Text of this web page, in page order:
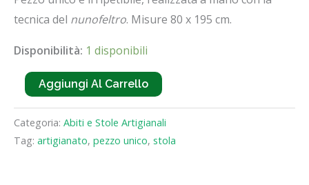
tecnica del nunofeltro. Misure 80 x 195 cm.
Disponibilità: 1 disponibili
Stola
organza
di
Aggiungi Al Carrello
Categoria: Abiti e Stole Artigianali
Tag: artigianato, pezzo unico, stola